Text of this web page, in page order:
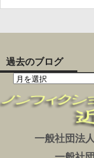
過去のブログ
一般社団法